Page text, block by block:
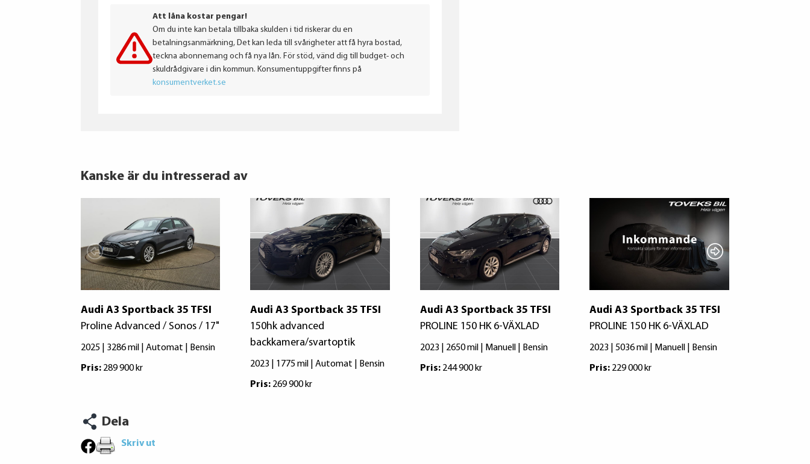
Att låna kostar pengar!
Om du inte kan betala tillbaka skulden i tid riskerar du en
betalningsanmärkning, Det kan leda till svårigheter att få hyra bostad,
teckna abonnemang och få nya lån. För stöd, vänd dig till budget- och
skuldrådgivare i din kommun. Konsumentuppgifter finns på
konsumentverket.se
Kanske är du intresserad av
Audi A3 Sportback 35 TFSI
Proline Advanced / Sonos / 17"
2025 | 3286 mil | Automat | Bensin
Pris:289 900 kr
Audi A3 Sportback 35 TFSI
150hk advanced
backkamera/svartoptik
2023 | 1775 mil | Automat | Bensin
Pris: 269 900 kr
Audi A3 Sportback 35 TFSI
PROLINE 150 HK 6-VÄXLAD
2023 | 2650 mil | Manuell | Bensin
Pris:244 900 kr
Audi A3 Sportback 35 TFSI
PROLINE 150 HK 6-VÄXLAD
2023 | 5036 mil | Manuell | Bensin
Pris: 229 000 kr
Dela
Skriv ut